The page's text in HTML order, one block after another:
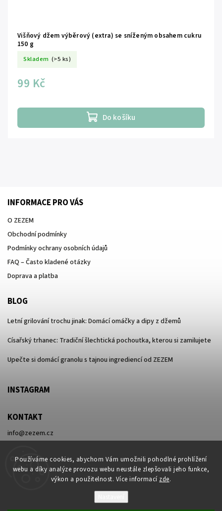
Používáme cookies, abychom Vám umožnili pohodlné prohlížení
webu a díky analýze provozu webu neustále zlepšovali jeho funkce,
výkon a použitelnost. Více informací zde.
Višňový džem výběrový (extra) se sníženým obsahem cukru
150 g
Skladem (>5 ks)
99 Kč
Do košíku
INFORMACE PRO VÁS
O ZEZEM
Obchodní podmínky
Podmínky ochrany osobních údajů
FAQ – Často kladené otázky
Doprava a platba
BLOG
Letní grilování trochu jinak: Domácí omáčky a dipy z džemů
Císařský trhanec: Tradiční šlechtická pochoutka, kterou si zamilujete
Upečte si domácí granolu s tajnou ingrediencí od ZEZEM
INSTAGRAM
KONTAKT
info@zezem.cz